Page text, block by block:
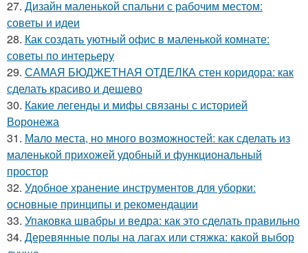
27. Дизайн маленькой спальни с рабочим местом:
советы и идеи
28. Как создать уютный офис в маленькой комнате:
советы по интерьеру
29. САМАЯ БЮДЖЕТНАЯ ОТДЕЛКА стен коридора: как
сделать красиво и дешево
30. Какие легенды и мифы связаны с историей
Воронежа
31. Мало места, но много возможностей: как сделать из
маленькой прихожей удобный и функциональный
простор
32. Удобное хранение инструментов для уборки:
основные принципы и рекомендации
33. Упаковка швабры и ведра: как это сделать правильно
34. Деревянные полы на лагах или стяжка: какой выбор